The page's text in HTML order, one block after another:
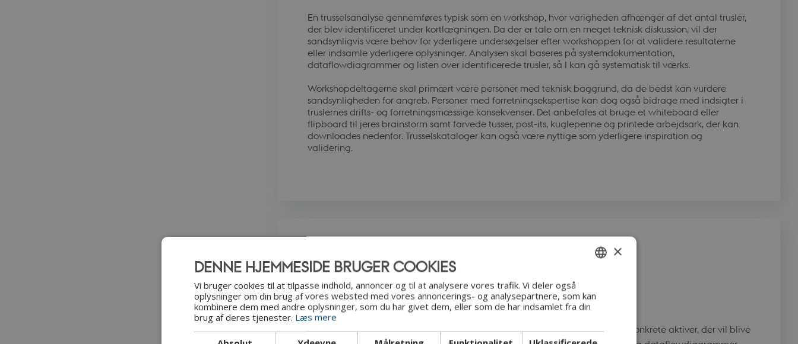
En trusselsanalyse gennemføres typisk som en workshop, hvor varigheden afhænger af det antal trusler,
der blev identificeret under kortlægningen. Da der er tale om en meget teknisk diskussion, vil der
sandsynligvis være behov for yderligere undersøgelser efter workshoppen for at validere resultaterne
eller indsamle yderligere oplysninger. Analysen skal baseres på systemdokumentation,
dataflowdiagrammer og listen over identificerede trusler, så I kan gå systematisk til værks.
Workshopdeltagerne skal primært være personer med teknisk baggrund, da de bedst kan vurdere
sandsynligheden for angreb. Personer med forretningsekspertise kan dog også bidrage med indsigter i
truslernes drifts- og forretningsmæssige konsekvenser. Det anbefales at bruge et whiteboard eller
flipboard til jeres brainstorm samt farvede tusser, post-its, kuglepenne og printede arbejdsark, der kan
downloades nedenfor. Trusselskataloger kan også være nyttige som yderligere inspiration og
validering.
Trin-for-trin vejledning
Identificer berørte aktiver
Brug listen over trusler fra trusselsidentifikationen til at identificere, hvilke konkrete aktiver, der vil blive
DANISH
×
DENNE HJEMMESIDE BRUGER COOKIES
Vi bruger cookies til at tilpasse indhold, annoncer og til at analysere vores trafik. Vi deler også
oplysninger om din brug af vores websted med vores annoncerings- og analysepartnere, som kan
kombinere dem med andre oplysninger, som du har givet dem, eller som de har indsamlet fra din
brug af deres tjenester. Læs mere